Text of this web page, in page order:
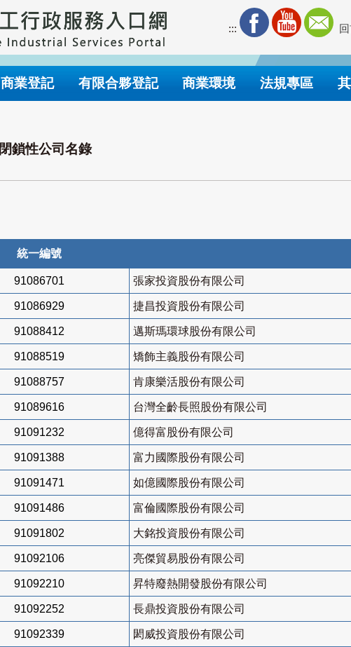
:::
商業登記 有限合夥登記 商業環境 法規專區
閉鎖性公司名錄
統一編號
91086701 張家投資股份有限公司
91086929 捷昌投資股份有限公司
91088412 邁斯瑪環球股份有限公司
91088519 矯飾主義股份有限公司
91088757 肯康樂活股份有限公司
91089616 台灣全齡長照股份有限公司
91091232 億得富股份有限公司
91091388 富力國際股份有限公司
91091471 如億國際股份有限公司
91091486 富倫國際股份有限公司
91091802 大銘投資股份有限公司
91092106 亮傑貿易股份有限公司
91092210 昇特廢熱開發股份有限公司
91092252 長鼎投資股份有限公司
91092339 閎威投資股份有限公司